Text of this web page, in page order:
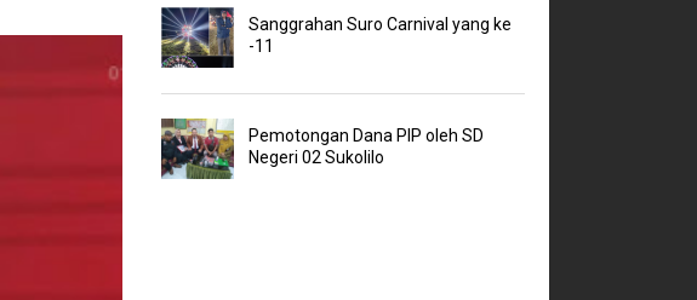
Sanggrahan Suro Carnival yang ke
-11
Pemotongan Dana PIP oleh SD
Negeri 02 Sukolilo